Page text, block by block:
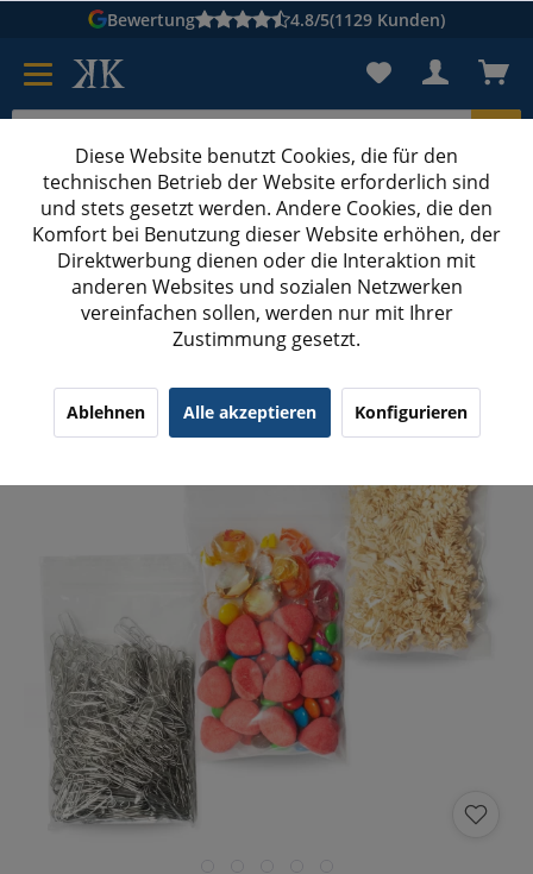
Bewertung 4.8/5(1129 Kunden)
Karton suchen
Kartons bedruckenKartons nach Maß
Druckverschlussbeutel
100x Druckverschlussbeutel 300x400 mm
Diese Website benutzt Cookies, die für den
technischen Betrieb der Website erforderlich sind
und stets gesetzt werden. Andere Cookies, die den
Komfort bei Benutzung dieser Website erhöhen, der
Direktwerbung dienen oder die Interaktion mit
anderen Websites und sozialen Netzwerken
vereinfachen sollen, werden nur mit Ihrer
Zustimmung gesetzt.
Ablehnen Alle akzeptieren Konfigurieren